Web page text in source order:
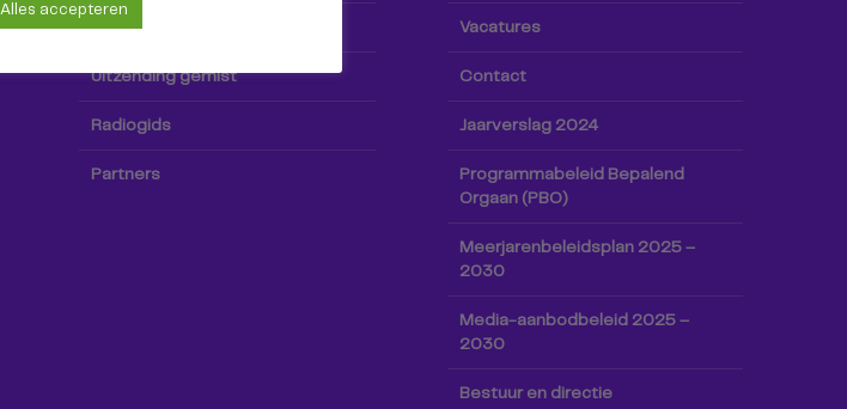
TV-gids
Uitzending gemist
Radiogids
Partners
Vacatures
Contact
Jaarverslag 2024
Programmabeleid Bepalend
Orgaan (PBO)
Meerjarenbeleidsplan 2025 –
2030
Media-aanbodbeleid 2025 –
2030
Bestuur en directie
Alles accepteren